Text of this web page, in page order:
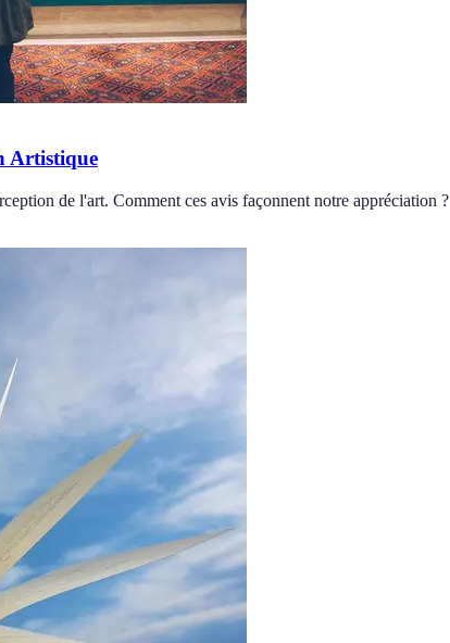
Artistique
de l'art. Comment ces avis façonnent notre appréciation ?